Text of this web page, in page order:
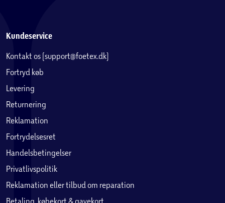
Kundeservice
Kontakt os (support@foetex.dk)
Fortryd køb
Levering
Returnering
Reklamation
Fortrydelsesret
Handelsbetingelser
Privatlivspolitik
Reklamation eller tilbud om reparation
Betaling, købekort & gavekort